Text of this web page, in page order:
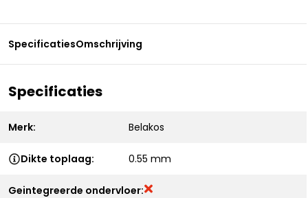
SpecificatiesOmschrijving
Specificaties
Merk: Belakos
Dikte toplaag: 0.55 mm
Geintegreerde ondervloer: